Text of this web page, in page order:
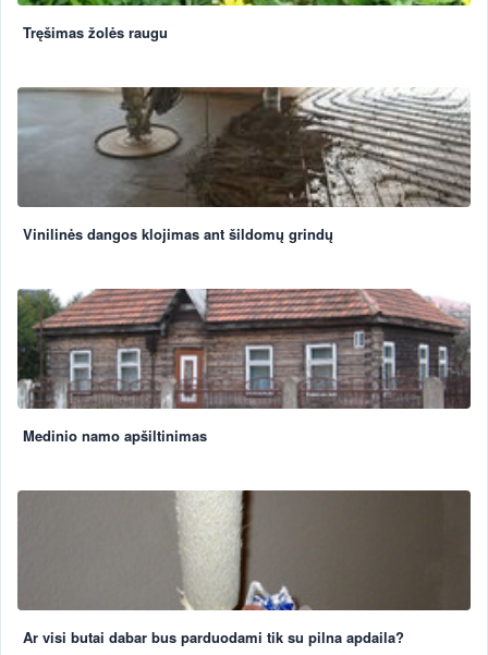
Tręšimas žolės raugu
Vinilinės dangos klojimas ant šildomų grindų
Medinio namo apšiltinimas
Ar visi butai dabar bus parduodami tik su pilna apdaila?